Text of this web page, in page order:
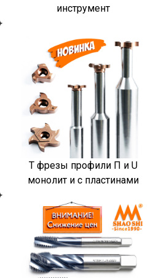
инструмент
T фрезы профили П и U
монолит и с пластинами